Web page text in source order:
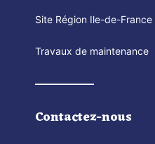
Site Région Ile-de-France
Travaux de maintenance
Contactez-nous